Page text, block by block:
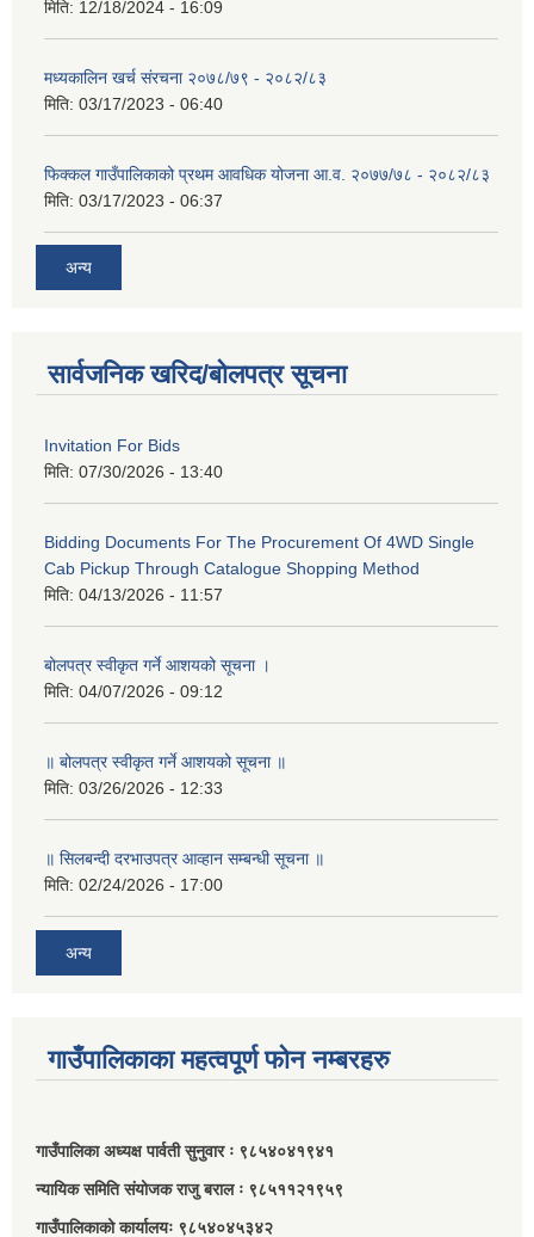
मिति: 12/18/2024 - 16:09
मध्यकालिन खर्च संरचना २०७८/७९ - २०८२/८३
मिति: 03/17/2023 - 06:40
फिक्कल गाउँपालिकाको प्रथम आवधिक योजना आ.व. २०७७/७८ - २०८२/८३
मिति: 03/17/2023 - 06:37
अन्य
सार्वजनिक खरिद/बोलपत्र सूचना
Invitation For Bids
मिति: 07/30/2026 - 13:40
Bidding Documents For The Procurement Of 4WD Single
Cab Pickup Through Catalogue Shopping Method
मिति: 04/13/2026 - 11:57
बोलपत्र स्वीकृत गर्ने आशयको सूचना ।
मिति: 04/07/2026 - 09:12
॥ बोलपत्र स्वीकृत गर्ने आशयको सूचना ॥
मिति: 03/26/2026 - 12:33
॥ सिलबन्दी दरभाउपत्र आव्हान सम्बन्धी सूचना ॥
मिति: 02/24/2026 - 17:00
अन्य
गाउँपालिकाका महत्वपूर्ण फोन नम्बरहरु
गाउँपालिका अध्यक्ष पार्वती सुनुवार ः ९८५४०४१९४१
न्यायिक समिति संयोजक राजु बराल ः ९८५११२१९५९
गाउँपालिकाको कार्यालयः ९८५४०४५३४२